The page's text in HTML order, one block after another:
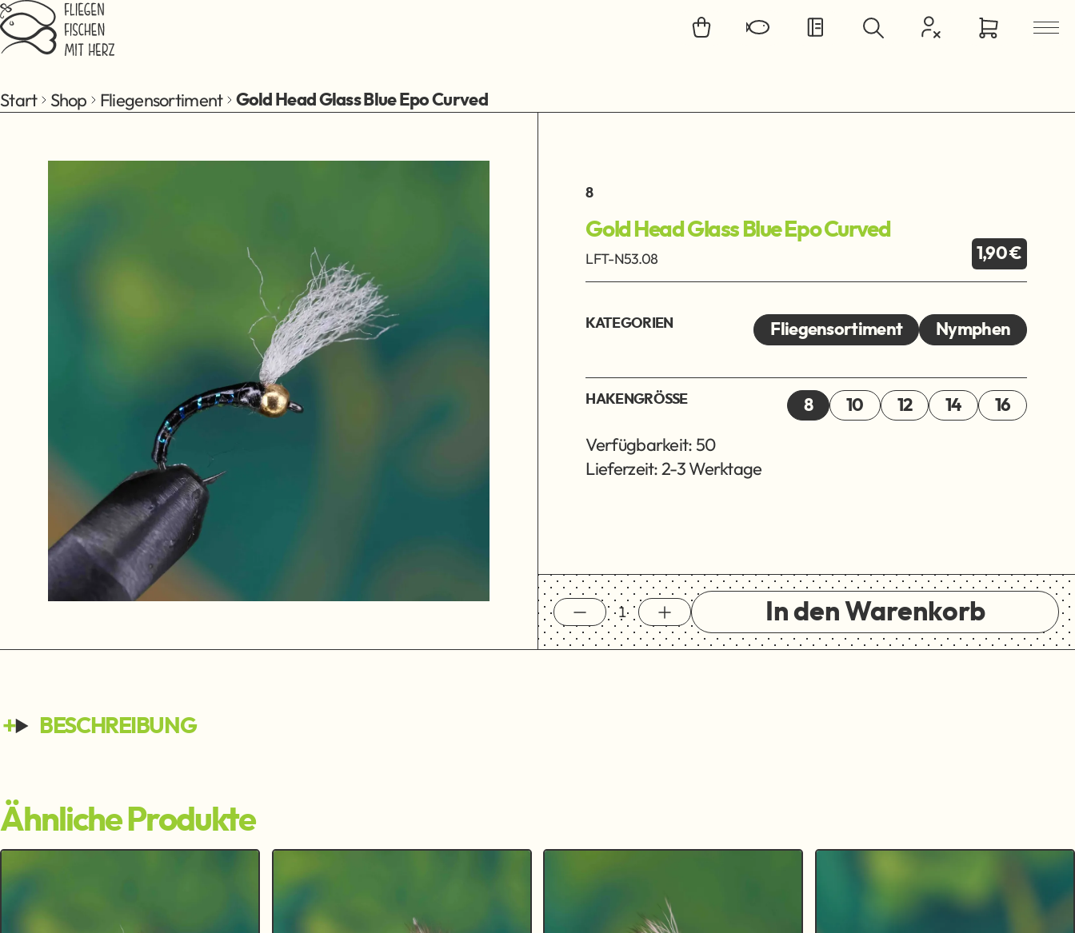
Zum Hauptinhalt springen
Start Shop Fliegensortiment Gold Head Glass Blue Epo Curved
8
Gold Head Glass Blue Epo Curved
LFT-N53.08 1,90 €
KATEGORIEN Fliegensortiment Nymphen
HAKENGRÖSSE 8 10 12 14 16
Verfügbarkeit: 50
Lieferzeit: 2-3 Werktage
In den Warenkorb
BESCHREIBUNG
Ähnliche Produkte